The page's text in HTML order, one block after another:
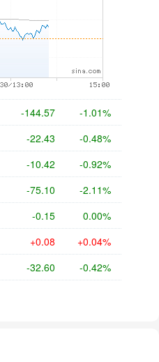
-144.57 -1.01%
-22.43 -0.48%
-10.42 -0.92%
-75.10 -2.11%
-0.15 0.00%
+0.08 +0.04%
-32.60 -0.42%